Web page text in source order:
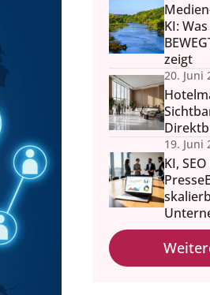
KI: Was
zeigt
20. Juni
19. Juni
KI,